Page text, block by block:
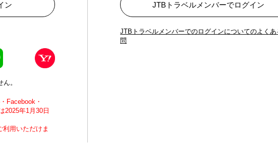
ン
。
Facebook・
2025年1月30日
用いただけま
JTBトラベルメンバーでログイン
JTBトラベルメンバーでのログインについてのよくあ
問